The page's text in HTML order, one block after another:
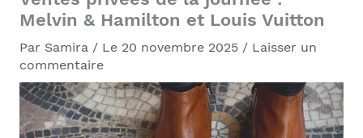
Melvin & Hamilton et Louis Vuitton
Par Samira / Le 20 novembre 2025 / Laisser un
commentaire